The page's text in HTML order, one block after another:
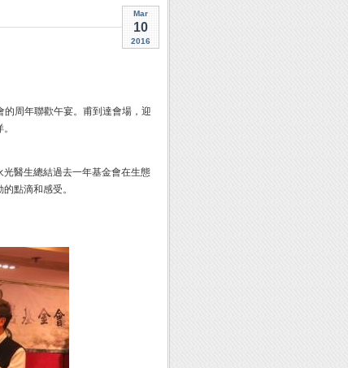
Mar
10
2016
周年聯歡午宴。甫到達會場，迎
醫生總結過去一年基金會在生態
點滴和感受。